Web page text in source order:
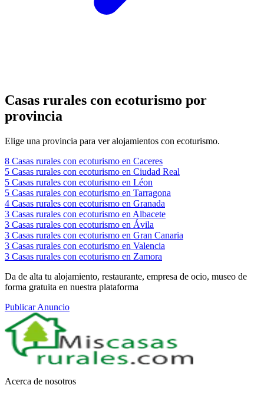
Casas rurales con ecoturismo por
provincia
Elige una provincia para ver alojamientos con ecoturismo.
8 Casas rurales con ecoturismo en Caceres
5 Casas rurales con ecoturismo en Ciudad Real
5 Casas rurales con ecoturismo en Léon
5 Casas rurales con ecoturismo en Tarragona
4 Casas rurales con ecoturismo en Granada
3 Casas rurales con ecoturismo en Albacete
3 Casas rurales con ecoturismo en Ávila
3 Casas rurales con ecoturismo en Gran Canaria
3 Casas rurales con ecoturismo en Valencia
3 Casas rurales con ecoturismo en Zamora
Da de alta tu alojamiento, restaurante, empresa de ocio, museo de
forma gratuita en nuestra plataforma
Publicar Anuncio
Acerca de nosotros